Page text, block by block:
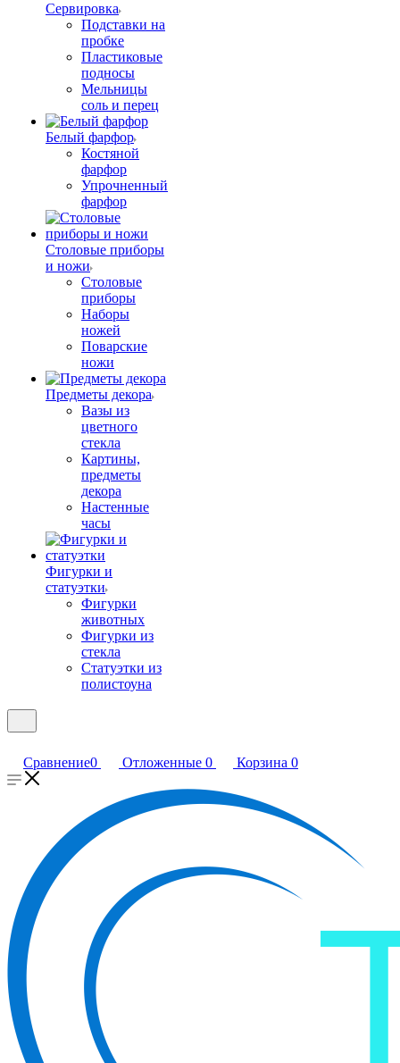
Сервировка
Подставки на
пробке
Пластиковые
подносы
Мельницы
соль и перец
Белый фарфор
Костяной
фарфор
Упрочненный
фарфор
Столовые приборы
и ножи
Столовые
приборы
Наборы
ножей
Поварские
ножи
Предметы декора
Вазы из
цветного
стекла
Картины,
предметы
декора
Настенные
часы
Фигурки и
статуэтки
Фигурки
животных
Фигурки из
стекла
Статуэтки из
полистоуна
Сравнение0 Отложенные 0 Корзина 0